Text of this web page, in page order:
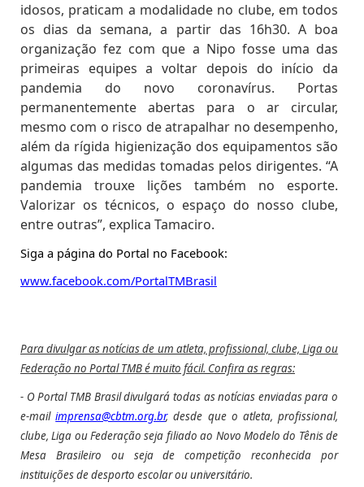
idosos, praticam a modalidade no clube, em todos
os dias da semana, a partir das 16h30. A boa
organização fez com que a Nipo fosse uma das
primeiras equipes a voltar depois do início da
pandemia do novo coronavírus. Portas
permanentemente abertas para o ar circular,
mesmo com o risco de atrapalhar no desempenho,
além da rígida higienização dos equipamentos são
algumas das medidas tomadas pelos dirigentes. “A
pandemia trouxe lições também no esporte.
Valorizar os técnicos, o espaço do nosso clube,
entre outras”, explica Tamaciro.
Siga a página do Portal no Facebook:
www.facebook.com/PortalTMBrasil
Para divulgar as notícias de um atleta, profissional, clube, Liga ou
Federação no Portal TMB é muito fácil. Confira as regras:
- O Portal TMB Brasil divulgará todas as notícias enviadas para o
e-mailimprensa@cbtm.org.br, desde que o atleta, profissional,
clube, Liga ou Federação seja filiado ao Novo Modelo do Tênis de
Mesa Brasileiro ou seja de competição reconhecida por
instituições de desporto escolar ou universitário.